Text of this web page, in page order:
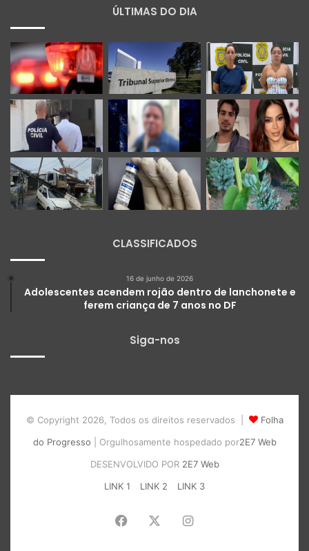
ÚLTIMAS DO DIA
CLASSIFICADOS
16 de junho de 2026
Adolescentes acendem rojão dentro de lanchonete e
ferem criança de 7 anos no DF
Siga-nos
© Copyright 2026, Todos os direitos reservados |
Folha
do Progresso | Orgulhosamente hospedado por2E7 Web
DESENVOLVIDO POR 2E7 Web
LINK 1
LINK 2 LINK 3
Facebook Instagram